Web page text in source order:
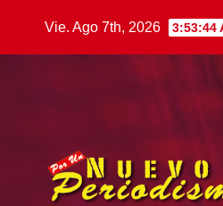
Vie. Ago 7th, 2026 3:53:45